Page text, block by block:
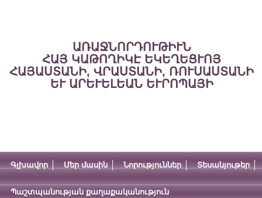
ԱՌԱՋՆՈՐԴՈՒԹԻՒՆ
ՀԱՅ ԿԱԹՈՂԻԿԷ ԵԿԵՂԵՑՒՈՅ
ՀԱՅԱՍՏԱՆԻ, ՎՐԱՍՏԱՆԻ, ՌՈՒՍԱՍՏԱՆԻ
ԵՒ ԱՐԵՒԵԼԵԱՆ ԵՒՐՈՊԱՅԻ
Գլխավոր Մեր մասին Նորություններ Տեսանյութեր
Պաշտպանության քաղաքականություն